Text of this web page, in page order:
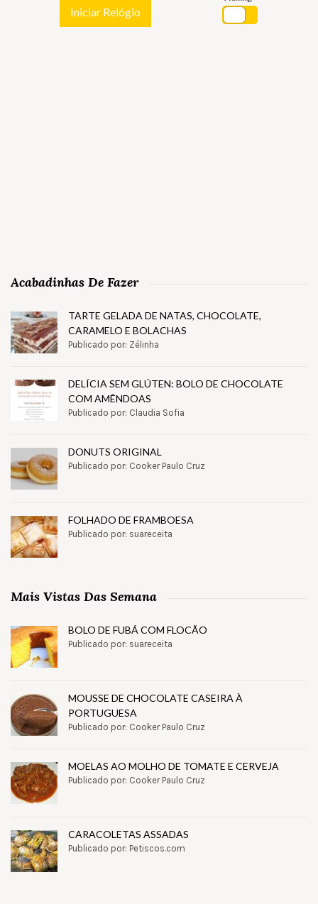
Iniciar Relógio
Acabadinhas De Fazer
TARTE GELADA DE NATAS, CHOCOLATE,
CARAMELO E BOLACHAS
Publicado por: Zélinha
DELÍCIA SEM GLÚTEN: BOLO DE CHOCOLATE
COM AMÊNDOAS
Publicado por: Claudia Sofia
DONUTS ORIGINAL
Publicado por: Cooker Paulo Cruz
FOLHADO DE FRAMBOESA
Publicado por: suareceita
Mais Vistas Das Semana
BOLO DE FUBÁ COM FLOCÃO
Publicado por: suareceita
MOUSSE DE CHOCOLATE CASEIRA À
PORTUGUESA
Publicado por: Cooker Paulo Cruz
MOELAS AO MOLHO DE TOMATE E CERVEJA
Publicado por: Cooker Paulo Cruz
CARACOLETAS ASSADAS
Publicado por: Petiscos.com